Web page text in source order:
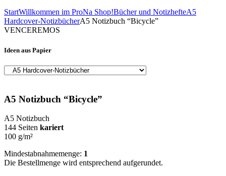
StartWillkommen im ProNa Shop!Bücher und NotizhefteA5
Hardcover-NotizbücherA5 Notizbuch “Bicycle”
VENCEREMOS
Ideen aus Papier
A5 Notizbuch “Bicycle”
A5 Notizbuch
144 Seiten kariert
100 g/m²
Mindestabnahmemenge: 1
Die Bestellmenge wird entsprechend aufgerundet.